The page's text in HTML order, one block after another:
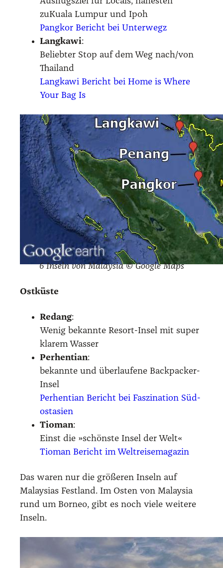
zuKua­la Lum­pur und Ipoh
Pang­kor Bericht bei Unter­wegz
Lang­ka­wi:
Belieb­ter Stop auf dem Weg nach/​von
Thai­land
Lang­ka­wi Bericht bei Home is Whe­re
Your Bag Is
6 Inseln von Malay­sia © Goog­le Maps
Ost­küs­te
Redang:
Wenig bekann­te Resort-Insel mit super
kla­rem Was­ser
Per­hen­ti­an:
bekann­te und über­lau­fe­ne Back­pa­cker-
Insel
Per­hen­ti­an Bericht bei Fas­zi­na­ti­on Süd­
ost­asi­en
Tio­man:
Einst die »schöns­te Insel der Welt«
Tio­man Bericht im Welt­rei­se­ma­ga­zin
Das waren nur die grö­ße­ren Inseln auf
Malay­si­as Fest­land. Im Osten von Malay­sia
rund um Bor­neo, gibt es noch vie­le wei­te­re
Inseln.